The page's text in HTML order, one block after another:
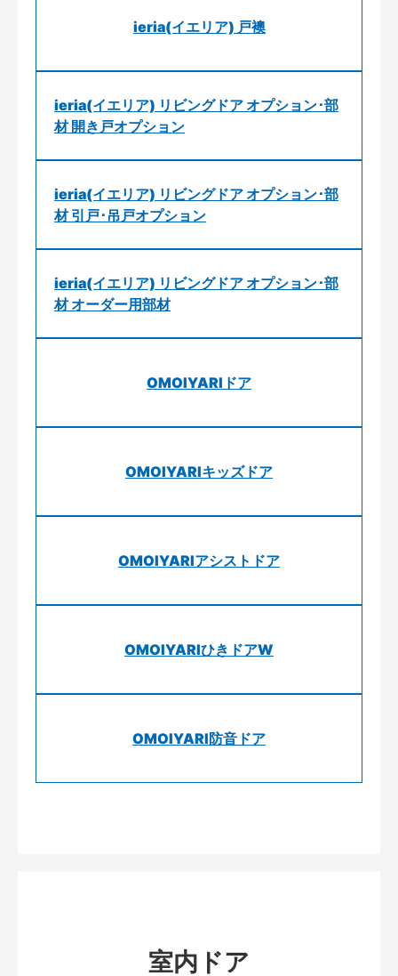
ieria(イエリア) 戸襖
ieria(イエリア) リビングドア オプション･部
材 開き戸オプション
ieria(イエリア) リビングドア オプション･部
材 引戸･吊戸オプション
ieria(イエリア) リビングドア オプション･部
材 オーダー用部材
OMOIYARIドア
OMOIYARIキッズドア
OMOIYARIアシストドア
OMOIYARIひきドアW
OMOIYARI防音ドア
室内ドア